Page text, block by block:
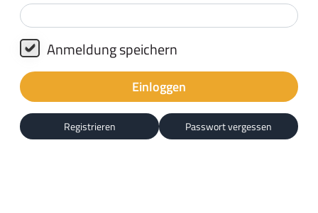
Anmeldung speichern
Einloggen
Registrieren Passwort vergessen